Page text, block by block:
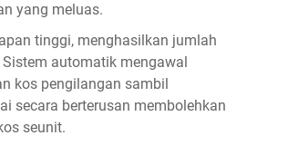
yang meluas.
tinggi, menghasilkan jumlah
automatik mengawal
kos pengilangan sambil
secara berterusan membolehkan
seunit.